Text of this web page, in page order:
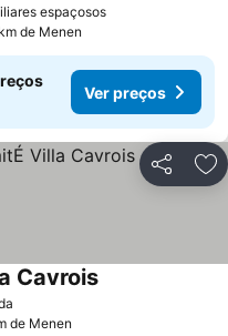
espaçososVer preços
de Menen
Ver preços
Partilhar
CavroisVer preços
de Menen